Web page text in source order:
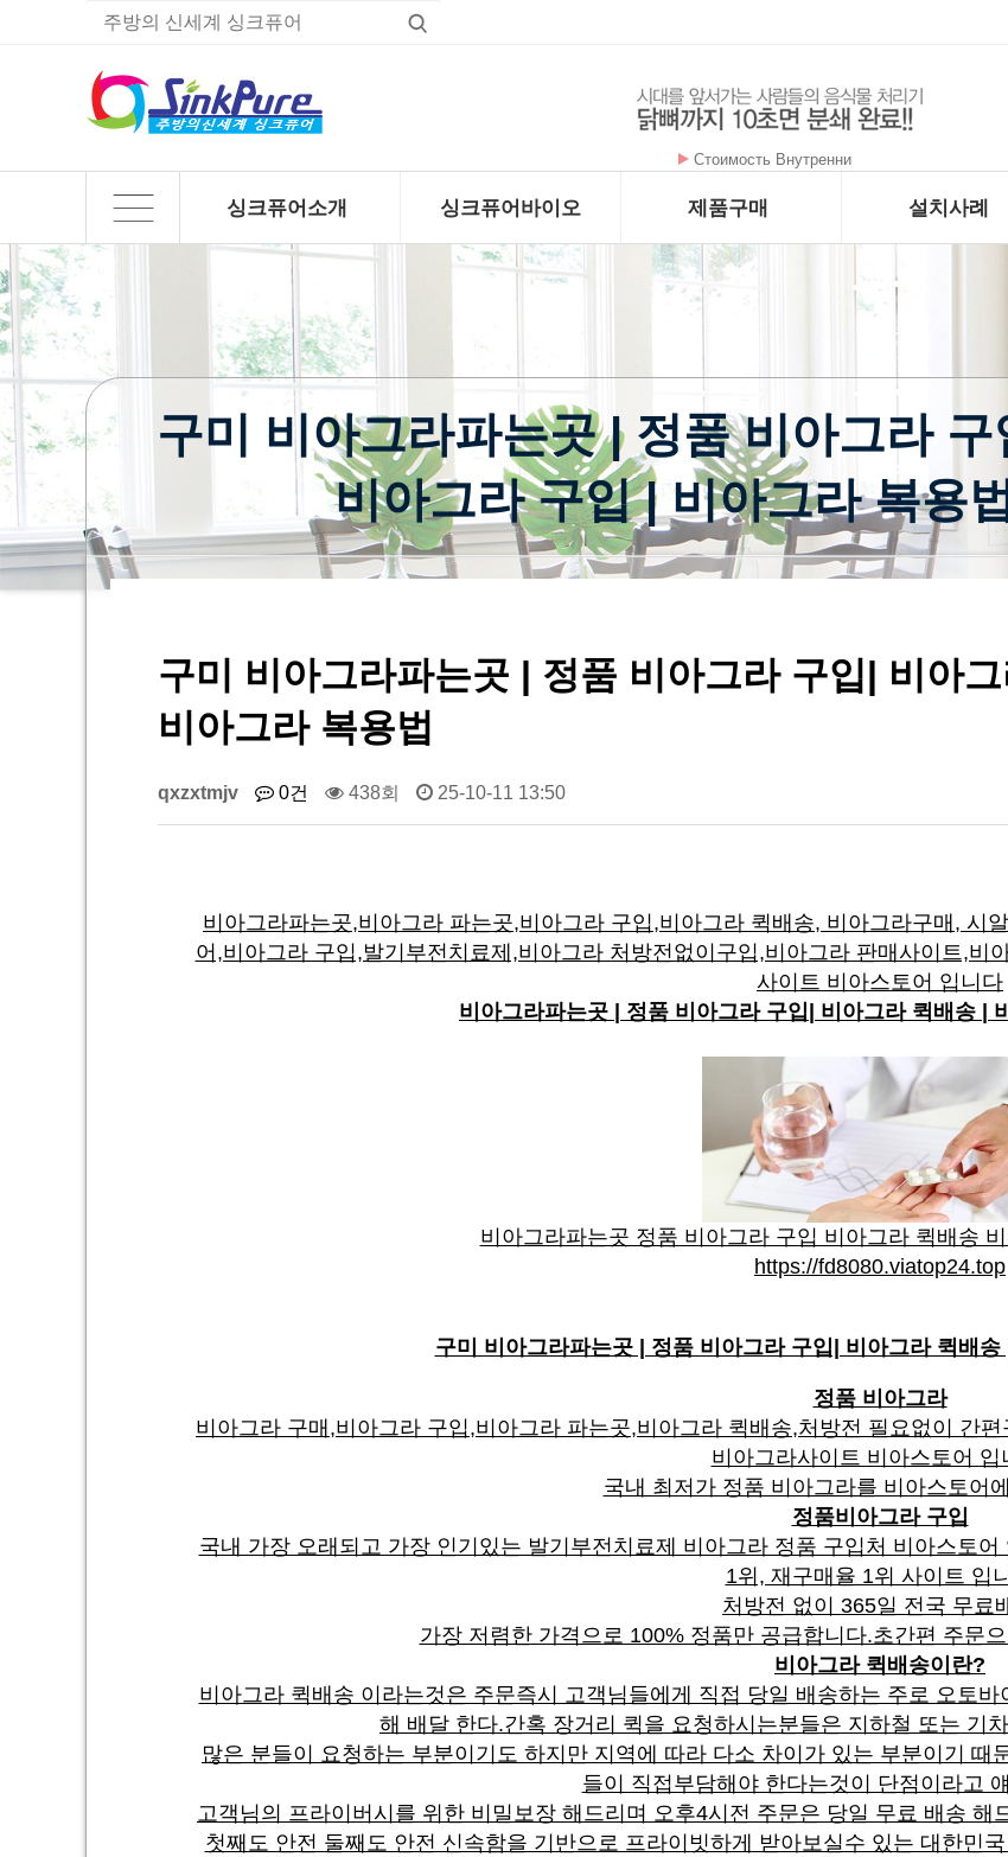
암을 굶기는 대사치료 구충제 - 메벤다졸 - …
싱크퓨어소개 싱크퓨어바이오
제품구매
하위분류
설치사례
하위분류
구미 비아그라파는곳 | 정품 비아그라
비아그라 구입 | 비아그라 복용
구미 비아그라파는곳 | 정품 비아그라 구입| 비아
비아그라 복용법
qxzxtmjv 0건 438회 25-10-11 13:50
비아그라파는곳,비아그라 파는곳,비아그라 구입,비아그라 퀵배송, 비아그라구매, 시
어,비아그라 구입,발기부전치료제,비아그라 처방전없이구입,비아그라 판매사이트,비
사이트 비아스토어 입니다
비아그라파는곳 | 정품 비아그라 구입| 비아그라 퀵배송 |
비아그라파는곳 정품 비아그라 구입 비아그라 퀵배송
https://fd8080.viatop24.top
구미 비아그라파는곳 | 정품 비아그라 구입| 비아그라 퀵배
정품 비아그라
비아그라 구매,비아그라 구입,비아그라 파는곳,비아그라 퀵배송,처방전 필요없이 간
비아그라사이트 비아스토어 입
국내 최저가 정품 비아그라를 비아스토어
정품비아그라 구입
국내 가장 오래되고 가장 인기있는 발기부전치료제 비아그라 정품 구입처 비아스토
1위, 재구매율 1위 사이트 입
처방전 없이 365일 전국 무료
가장 저렴한 가격으로 100% 정품만 공급합니다.초간편 주문
비아그라 퀵배송이란?
비아그라 퀵배송 이라는것은 주문즉시 고객님들에게 직접 당일 배송하는 주로 오토
해 배달 한다.간혹 장거리 퀵을 요청하시는분들은 지하철 또는 기
많은 분들이 요청하는 부분이기도 하지만 지역에 따라 다소 차이가 있는 부분이기
들이 직접부담해야 한다는것이 단점이라고
고객님의 프라이버시를 위한 비밀보장 해드리며 오후4시전 주문은 당일 무료 배송 해
첫째도 안전 둘째도 안전 신속함을 기반으로 프라이빗하게 받아보실수 있는 대한민